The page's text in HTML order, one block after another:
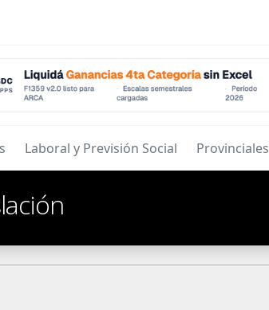
Laboral y Previsión Social Provinciales